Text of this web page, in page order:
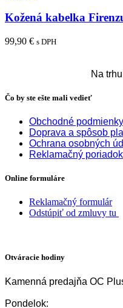
Kožená kabelka
99,90 € s DPH
Na
Čo by ste ešte mali vedieť
Obchodné podmienky
Doprava a spôsob
Ochrana osobných
Reklamačný poriadok
Online formuláre
Reklamačný formulár
Odstúpiť od zmluvy tu
Otváracie hodiny
Kamenná predajňa OC
Pondelok: